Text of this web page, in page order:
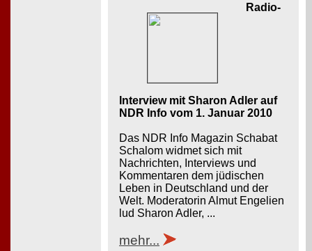
Radio-
Interview mit Sharon Adler auf
NDR Info vom 1. Januar 2010
Das NDR Info Magazin Schabat
Schalom widmet sich mit
Nachrichten, Interviews und
Kommentaren dem jüdischen
Leben in Deutschland und der
Welt. Moderatorin Almut Engelien
lud Sharon Adler, ...
mehr...